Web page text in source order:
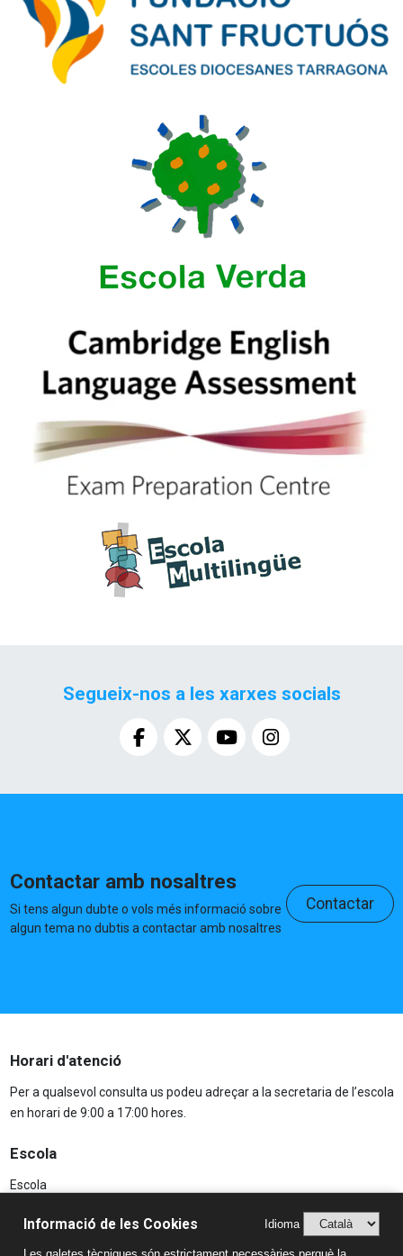
Segueix-nos a les xarxes socials
Contactar amb nosaltres
Si tens algun dubte o vols més informació sobre
algun tema no dubtis a contactar amb nosaltres
Contactar
Horari d'atenció
Per a qualsevol consulta us podeu adreçar a la secretaria de l’escola
en horari de 9:00 a 17:00 hores.
Escola
Escola
AFAInformació de les Cookies Idioma